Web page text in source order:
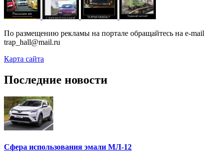
По размещению рекламы на портале обращайтесь на e-mail
trap_hall@mail.ru
Карта сайта
Последние новости
Сфера использования эмали МЛ-12